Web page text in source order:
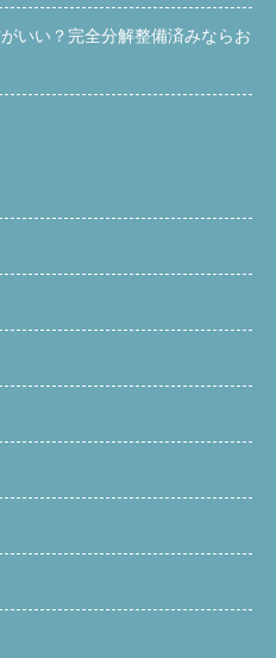
いい？完全分解整備済みならお